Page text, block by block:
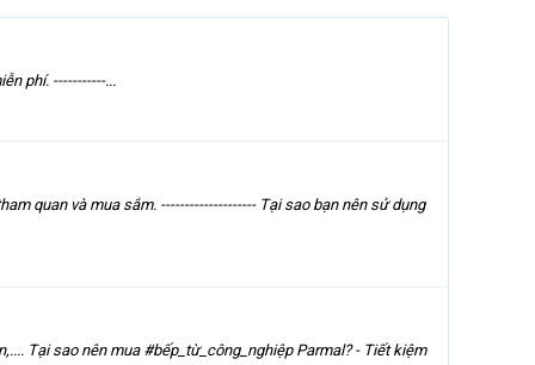
phí. -----------...
quan và mua sắm. -------------------- Tại sao bạn nên sử dụng
Tại sao nên mua #bếp_từ_công_nghiệp Parmal? - Tiết kiệm